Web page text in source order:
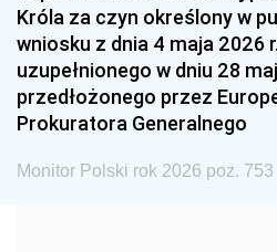
1984 1983
1981 1980
1978 1977
1975 1974
Króla za czyn określony w
wniosku z dnia 4 maja 2026
uzupełnionego w dniu 28
przedłożonego przez
Prokuratora Generalnego
Monitor Polski rok 2026 poz. 753